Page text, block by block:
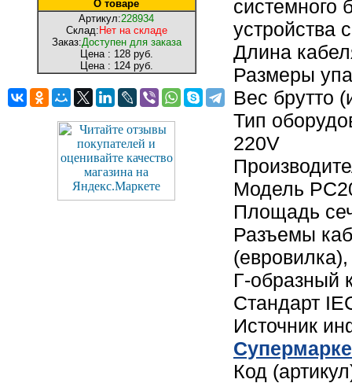
О товаре
Артикул:228934
Склад: Нет на складе
Заказ:Доступен для заказа
Цена : 128 руб.
Цена : 124 руб.
системного
устройства
Длина
Размеры
Вес брутто
Тип
220V
Модель
Площадь
Разъемы
Г-образный
Стандарт
Источник
Код